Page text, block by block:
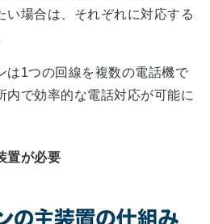
い場合は、それぞれに対応する
は1つの回線を複数の電話機で
内で効率的な電話対応が可能に
置が必要